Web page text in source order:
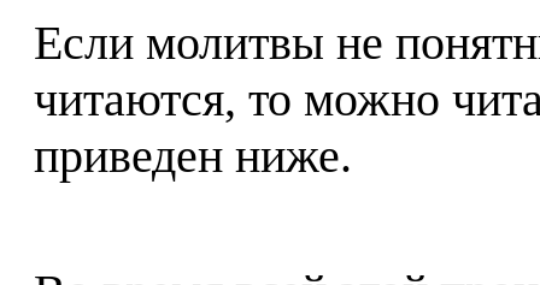
Если молитвы не
читаются, то можно
приведен ниже.